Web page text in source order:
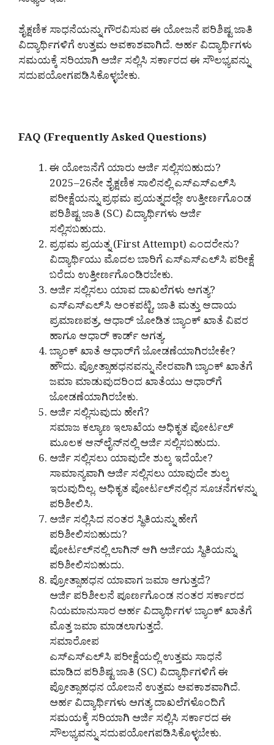
ಶೈಕ್ಷಣಿಕ ಸಾಧನೆಯನ್ನು ಗೌರವಿಸುವ ಈ ಯೋಜನೆ ಪರಿಶಿಷ್ಟ ಜಾತಿ
ವಿದ್ಯಾರ್ಥಿಗಳಿಗೆ ಉತ್ತಮ ಅವಕಾಶವಾಗಿದೆ. ಅರ್ಹ ವಿದ್ಯಾರ್ಥಿಗಳು
ಸಮಯಕ್ಕೆ ಸರಿಯಾಗಿ ಅರ್ಜಿ ಸಲ್ಲಿಸಿ ಸರ್ಕಾರದ ಈ ಸೌಲಭ್ಯವನ್ನು
ಸದುಪಯೋಗಪಡಿಸಿಕೊಳ್ಳಬೇಕು.
FAQ (Frequently Asked Questions)
ಈ ಯೋಜನೆಗೆ ಯಾರು ಅರ್ಜಿ ಸಲ್ಲಿಸಬಹುದು?
2025–26ನೇ ಶೈಕ್ಷಣಿಕ ಸಾಲಿನಲ್ಲಿ ಎಸ್‌ಎಸ್‌ಎಲ್‌ಸಿ
ಪರೀಕ್ಷೆಯನ್ನು ಪ್ರಥಮ ಪ್ರಯತ್ನದಲ್ಲೇ ಉತ್ತೀರ್ಣಗೊಂಡ
ಪರಿಶಿಷ್ಟ ಜಾತಿ (SC) ವಿದ್ಯಾರ್ಥಿಗಳು ಅರ್ಜಿ
ಸಲ್ಲಿಸಬಹುದು.
ಪ್ರಥಮ ಪ್ರಯತ್ನ (First Attempt) ಎಂದರೇನು?
ವಿದ್ಯಾರ್ಥಿಯು ಮೊದಲ ಬಾರಿಗೆ ಎಸ್‌ಎಸ್‌ಎಲ್‌ಸಿ ಪರೀಕ್ಷೆ
ಬರೆದು ಉತ್ತೀರ್ಣಗೊಂಡಿರಬೇಕು.
ಅರ್ಜಿ ಸಲ್ಲಿಸಲು ಯಾವ ದಾಖಲೆಗಳು ಅಗತ್ಯ?
ಎಸ್‌ಎಸ್‌ಎಲ್‌ಸಿ ಅಂಕಪಟ್ಟಿ, ಜಾತಿ ಮತ್ತು ಆದಾಯ
ಪ್ರಮಾಣಪತ್ರ, ಆಧಾರ್ ಜೋಡಿತ ಬ್ಯಾಂಕ್ ಖಾತೆ ವಿವರ
ಹಾಗೂ ಆಧಾರ್ ಕಾರ್ಡ್ ಅಗತ್ಯ.
ಬ್ಯಾಂಕ್ ಖಾತೆ ಆಧಾರ್‌ಗೆ ಜೋಡಣೆಯಾಗಿರಬೇಕೇ?
ಹೌದು. ಪ್ರೋತ್ಸಾಹಧನವನ್ನು ನೇರವಾಗಿ ಬ್ಯಾಂಕ್ ಖಾತೆಗೆ
ಜಮಾ ಮಾಡುವುದರಿಂದ ಖಾತೆಯು ಆಧಾರ್‌ಗೆ
ಜೋಡಣೆಯಾಗಿರಬೇಕು.
ಅರ್ಜಿ ಸಲ್ಲಿಸುವುದು ಹೇಗೆ?
ಸಮಾಜ ಕಲ್ಯಾಣ ಇಲಾಖೆಯ ಅಧಿಕೃತ ಪೋರ್ಟಲ್
ಮೂಲಕ ಆನ್‌ಲೈನ್‌ನಲ್ಲಿ ಅರ್ಜಿ ಸಲ್ಲಿಸಬಹುದು.
ಅರ್ಜಿ ಸಲ್ಲಿಸಲು ಯಾವುದೇ ಶುಲ್ಕ ಇದೆಯೇ?
ಸಾಮಾನ್ಯವಾಗಿ ಅರ್ಜಿ ಸಲ್ಲಿಸಲು ಯಾವುದೇ ಶುಲ್ಕ
ಇರುವುದಿಲ್ಲ. ಅಧಿಕೃತ ಪೋರ್ಟಲ್‌ನಲ್ಲಿನ ಸೂಚನೆಗಳನ್ನು
ಪರಿಶೀಲಿಸಿ.
ಅರ್ಜಿ ಸಲ್ಲಿಸಿದ ನಂತರ ಸ್ಥಿತಿಯನ್ನು ಹೇಗೆ
ಪರಿಶೀಲಿಸಬಹುದು?
ಪೋರ್ಟಲ್‌ನಲ್ಲಿ ಲಾಗಿನ್ ಆಗಿ ಅರ್ಜಿಯ ಸ್ಥಿತಿಯನ್ನು
ಪರಿಶೀಲಿಸಬಹುದು.
ಪ್ರೋತ್ಸಾಹಧನ ಯಾವಾಗ ಜಮಾ ಆಗುತ್ತದೆ?
ಅರ್ಜಿ ಪರಿಶೀಲನೆ ಪೂರ್ಣಗೊಂಡ ನಂತರ ಸರ್ಕಾರದ
ನಿಯಮಾನುಸಾರ ಅರ್ಹ ವಿದ್ಯಾರ್ಥಿಗಳ ಬ್ಯಾಂಕ್ ಖಾತೆಗೆ
ಮೊತ್ತ ಜಮಾ ಮಾಡಲಾಗುತ್ತದೆ.
ಸಮಾರೋಪ
ಎಸ್‌ಎಸ್‌ಎಲ್‌ಸಿ ಪರೀಕ್ಷೆಯಲ್ಲಿ ಉತ್ತಮ ಸಾಧನೆ
ಮಾಡಿದ ಪರಿಶಿಷ್ಟ ಜಾತಿ (SC) ವಿದ್ಯಾರ್ಥಿಗಳಿಗೆ ಈ
ಪ್ರೋತ್ಸಾಹಧನ ಯೋಜನೆ ಉತ್ತಮ ಅವಕಾಶವಾಗಿದೆ.
ಅರ್ಹ ವಿದ್ಯಾರ್ಥಿಗಳು ಅಗತ್ಯ ದಾಖಲೆಗಳೊಂದಿಗೆ
ಸಮಯಕ್ಕೆ ಸರಿಯಾಗಿ ಅರ್ಜಿ ಸಲ್ಲಿಸಿ ಸರ್ಕಾರದ ಈ
ಸೌಲಭ್ಯವನ್ನು ಸದುಪಯೋಗಪಡಿಸಿಕೊಳ್ಳಬೇಕು.